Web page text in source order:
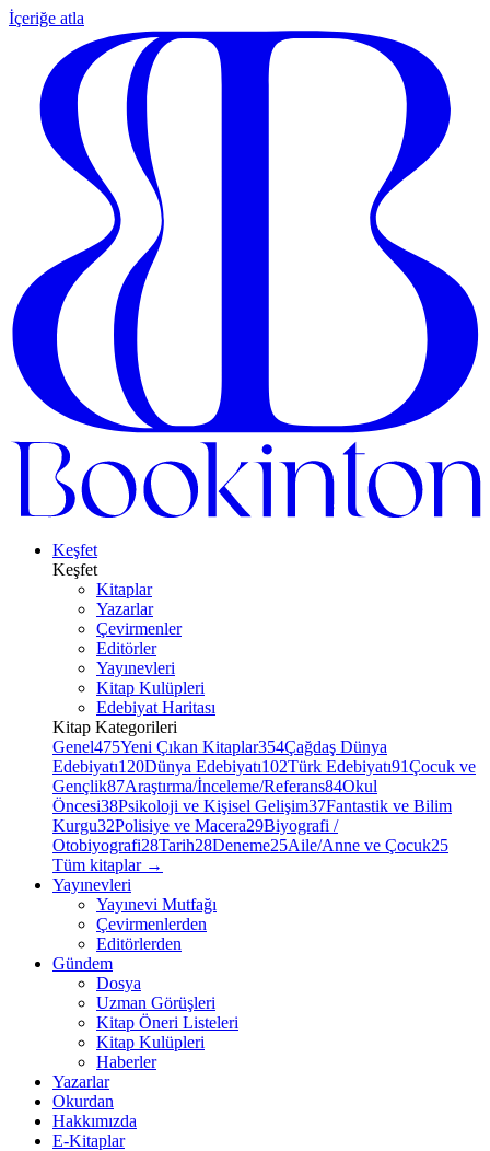
İçeriğe atla
Keşfet
Keşfet
Kitaplar
Yazarlar
Çevirmenler
Editörler
Yayınevleri
Kitap Kulüpleri
Edebiyat Haritası
Kitap Kategorileri
Genel475Yeni Çıkan Kitaplar354Çağdaş Dünya
Edebiyatı120Dünya Edebiyatı102Türk Edebiyatı91Çocuk ve
Gençlik87Araştırma/İnceleme/Referans84Okul
Öncesi38Psikoloji ve Kişisel Gelişim37Fantastik ve Bilim
Kurgu32Polisiye ve Macera29Biyografi /
Otobiyografi28Tarih28Deneme25Aile/Anne ve Çocuk25
Tüm kitaplar →
Yayınevleri
Yayınevi Mutfağı
Çevirmenlerden
Editörlerden
Gündem
Dosya
Uzman Görüşleri
Kitap Öneri Listeleri
Kitap Kulüpleri
Haberler
Yazarlar
Okurdan
Hakkımızda
E-Kitaplar